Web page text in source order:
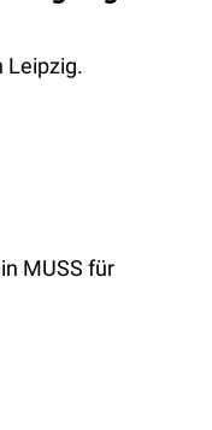
Leipzig.
MUSS für